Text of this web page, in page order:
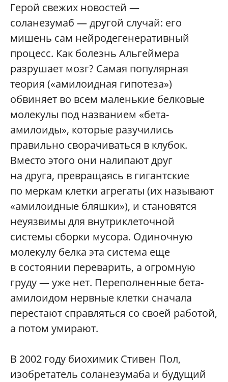
Герой свежих новостей —
соланезумаб — другой случай: его
мишень сам нейродегенеративный
процесс. Как болезнь Альгеймера
разрушает мозг? Самая популярная
теория («амилоидная гипотеза»)
обвиняет во всем маленькие белковые
молекулы под названием «бета-
амилоиды», которые разучились
правильно сворачиваться в клубок.
Вместо этого они налипают друг
на друга, превращаясь в гигантские
по меркам клетки агрегаты (их называют
«амилоидные бляшки»), и становятся
неуязвимы для внутриклеточной
системы сборки мусора. Одиночную
молекулу белка эта система еще
в состоянии переварить, а огромную
груду — уже нет. Переполненные бета-
амилоидом нервные клетки сначала
перестают справляться со своей работой,
а потом умирают.
В 2002 году биохимик Стивен Пол,
изобретатель соланезумаба и будущий